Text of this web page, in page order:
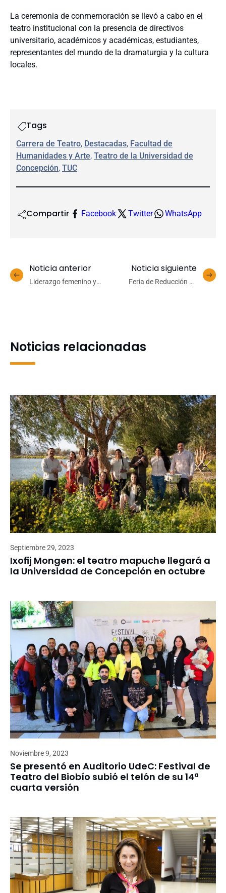
La ceremonia de conmemoración se llevó a cabo en el
teatro institucional con la presencia de directivos
universitario, académicos y académicas, estudiantes,
representantes del mundo de la dramaturgia y la cultura
locales.
Tags
Carrera de Teatro, Destacadas, Facultad de
Humanidades y Arte, Teatro de la Universidad de
Concepción, TUC
Compartir Facebook Twitter WhatsApp
Noticia anterior
Liderazgo femenino y
Noticia siguiente
Feria de Reducción de
Noticias relacionadas
Septiembre 29, 2023
Ixofij Mongen: el teatro mapuche llegará a
la Universidad de Concepción en octubre
Noviembre 9, 2023
Se presentó en Auditorio UdeC: Festival de
Teatro del Biobío subió el telón de su 14ª
cuarta versión